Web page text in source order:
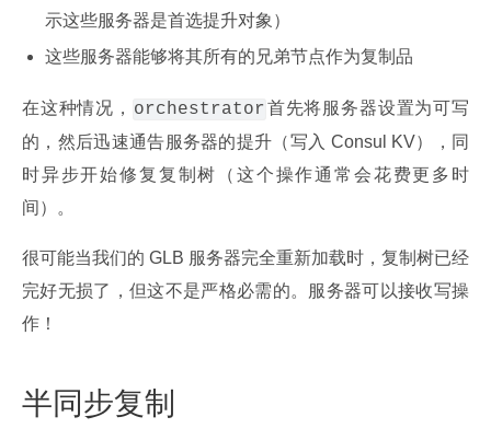
示这些服务器是首选提升对象）
这些服务器能够将其所有的兄弟节点作为复制品
在这种情况， orchestrator首先将服务器设置为可写
的，然后迅速通告服务器的提升（写入 Consul KV），同
时异步开始修复复制树（这个操作通常会花费更多时
间）。
很可能当我们的 GLB 服务器完全重新加载时，复制树已经
完好无损了，但这不是严格必需的。服务器可以接收写操
作！
半同步复制